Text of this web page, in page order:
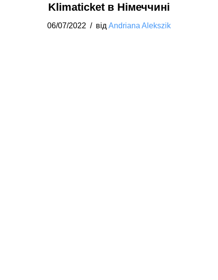
Klimaticket в Німеччині
06/07/2022 від Andriana Alekszik